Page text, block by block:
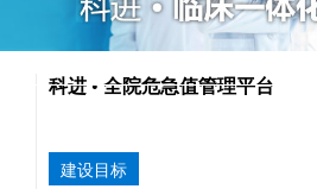
科进 • 全院危急值管理平台
建设目标